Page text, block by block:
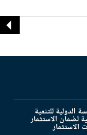
الدولية للتنمية
لضمان الاستثمار
الاستثمار